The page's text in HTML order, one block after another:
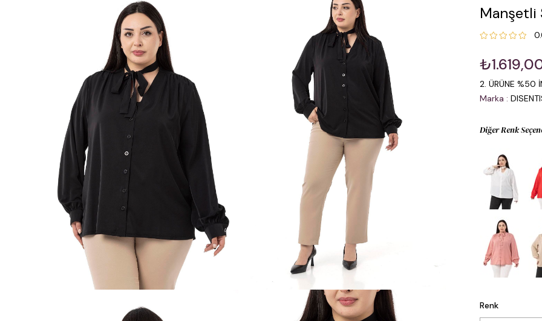
Manşetli
2. ÜRÜNE %50
Marka :
Diğer Renk
Renk